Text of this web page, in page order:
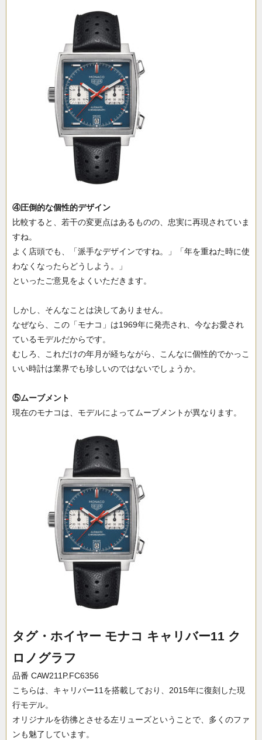
④圧倒的な個性的デザイン
比較すると、若干の変更点はあるものの、忠実に再現されていま
すね。
よく店頭でも、「派手なデザインですね。」「年を重ねた時に使
わなくなったらどうしよう。」
といったご意見をよくいただきます。
しかし、そんなことは決してありません。
なぜなら、この「モナコ」は1969年に発売され、今なお愛され
ているモデルだからです。
むしろ、これだけの年月が経ちながら、こんなに個性的でかっこ
いい時計は業界でも珍しいのではないでしょうか。
⑤ムーブメント
現在のモナコは、モデルによってムーブメントが異なります。
タグ・ホイヤー モナコ キャリバー11 ク
ロノグラフ
品番 CAW211P.FC6356
こちらは、キャリバー11を搭載しており、2015年に復刻した現
行モデル。
オリジナルを彷彿とさせる左リューズということで、多くのファ
ンも魅了しています。